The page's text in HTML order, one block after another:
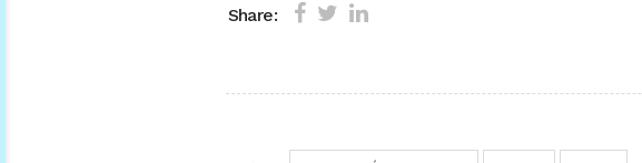
Share: